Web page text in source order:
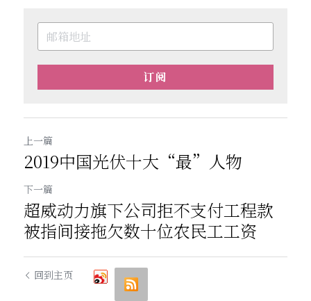
订阅
上一篇
2019中国光伏十大“最”人物
下一篇
超威动力旗下公司拒不支付工程款
被指间接拖欠数十位农民工工资
回到主页